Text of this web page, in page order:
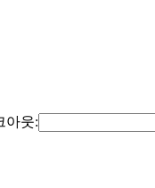
아웃: